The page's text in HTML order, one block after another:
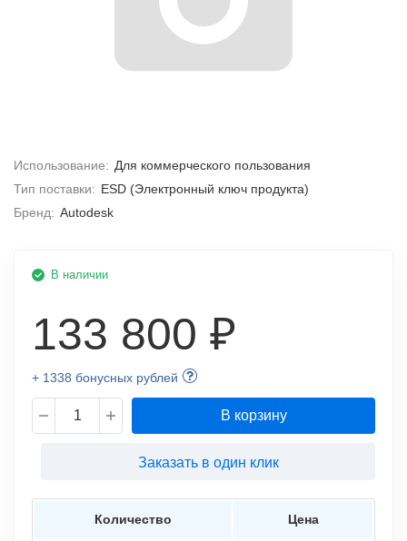
Использование: Для коммерческого пользования
Тип поставки: ESD (Электронный ключ продукта)
Бренд: Autodesk
В наличии
133 800 ₽
+ 1338 бонусных рублей
В корзину
Заказать в один клик
Количество Цена